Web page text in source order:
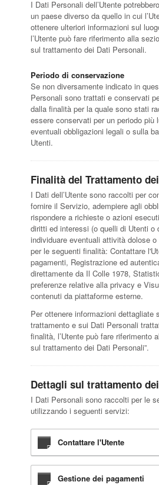
I Dati Personali dell’Utente
un paese diverso da quello in cui
ottenere ulteriori informazioni sul
l’Utente può fare riferimento alla
sul trattamento dei Dati Personali.
Periodo di conservazione
Se non diversamente indicato in
Personali sono trattati e conservati
dalla finalità per la quale sono stati
essere conservati per un periodo più
eventuali obbligazioni legali o sulla
Utenti.
Finalità del Trattamento
I Dati dell’Utente sono raccolti per
fornire il Servizio, adempiere agli
rispondere a richieste o azioni
diritti ed interessi (o quelli di Utenti o
individuare eventuali attività dolose
per le seguenti finalità: Contattare
pagamenti, Registrazione ed
direttamente da Il Colle 1978,
preferenze relative alla privacy e
contenuti da piattaforme esterne.
Per ottenere informazioni dettagliate
trattamento e sui Dati Personali
finalità, l’Utente può fare riferimento
sul trattamento dei Dati Personali”.
Dettagli sul trattamento
I Dati Personali sono raccolti per le
utilizzando i seguenti servizi:
Contattare l'Utente
Gestione dei pagamenti